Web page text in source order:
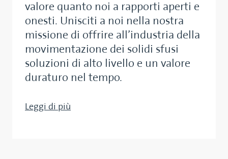
valore quanto noi a rapporti aperti e
onesti. Unisciti a noi nella nostra
missione di offrire all’industria della
movimentazione dei solidi sfusi
soluzioni di alto livello e un valore
duraturo nel tempo.
Leggi di più